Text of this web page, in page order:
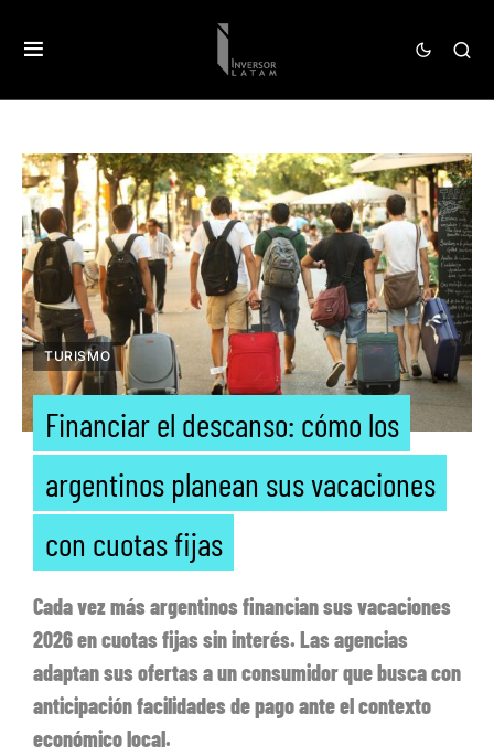
TURISMO
Financiar el descanso: cómo los
argentinos planean sus vacaciones
con cuotas fijas
Cada vez más argentinos financian sus vacaciones
2026 en cuotas fijas sin interés. Las agencias
adaptan sus ofertas a un consumidor que busca con
anticipación facilidades de pago ante el contexto
económico local.